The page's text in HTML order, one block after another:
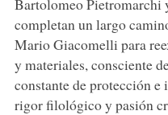
completan un largo
Mario Giacomelli para
y materiales, consciente
constante de protección
rigor filológico y pasión